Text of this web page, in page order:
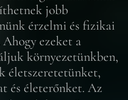
jobb
érzelmi és fizikai
ezeket a
környezetünkben,
életszeretetünket,
és életerőnket. Az